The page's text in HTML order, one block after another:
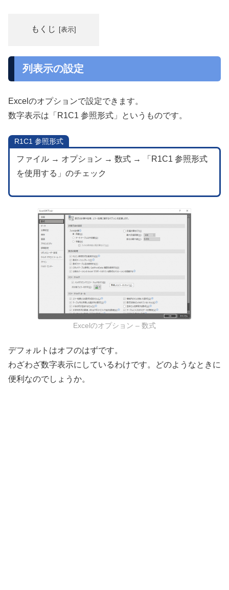
もくじ
列表示の設定
Excelのオプションで設定できます。
数字表示は「R1C1 参照形式」というものです。
R1C1 参照形式
ファイル → オプション → 数式 → 「R1C1 参照形式
を使用する」のチェック
Excelのオプション – 数式
デフォルトはオフのはずです。
わざわざ数字表示にしているわけです。どのようなときに
便利なのでしょうか。